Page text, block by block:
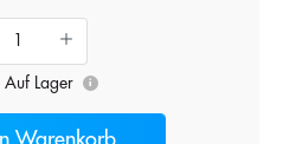
Lager i
Warenkorb